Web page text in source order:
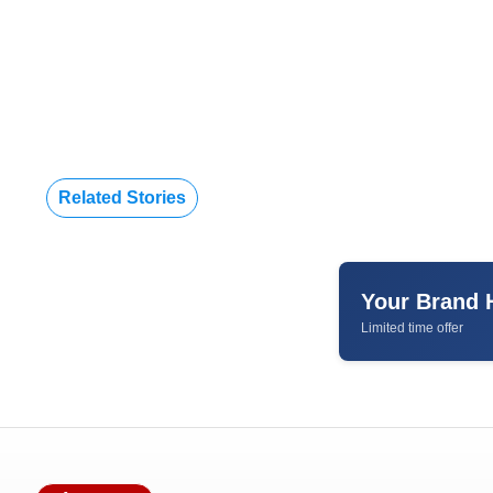
Related Stories
Your Brand
Limited time offer